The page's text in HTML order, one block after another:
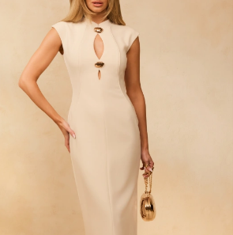
CATÉGORIES
POPULAIRES
POUR LE MARIAGE
NOUVEAUTÉS